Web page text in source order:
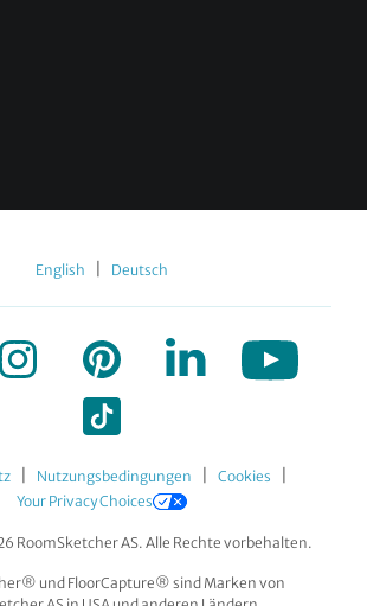
English Deutsch
Nutzungsbedingungen Cookies
Your Privacy Choices
RoomSketcher AS. Alle Rechte vorbehalten.
und FloorCapture® sind Marken von